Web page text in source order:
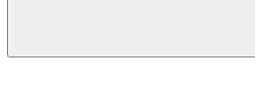
Buscar